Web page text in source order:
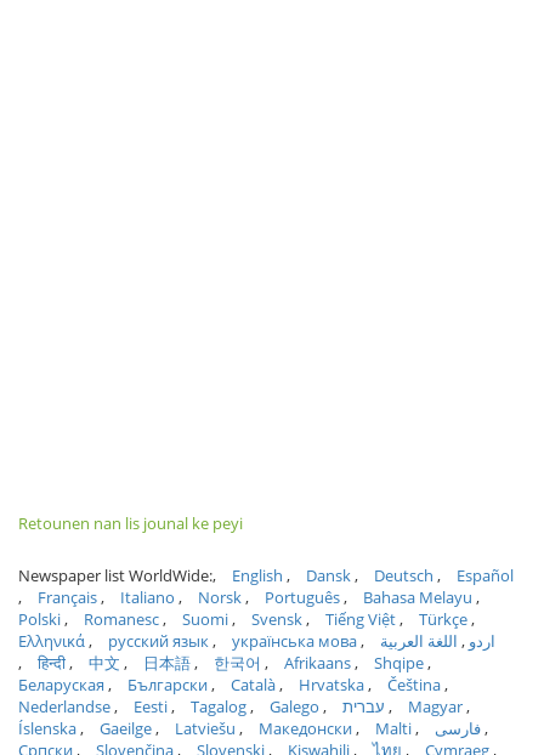
Retounen nan lis jounal ke peyi
Newspaper list WorldWide: English Dansk Deutsch
Español
Français
Italiano Norsk Português
Bahasa Melayu
Polski
Romanesc Suomi Svensk Tiếng Việt
Türkçe
Ελληνικά
русский язык українська мова اردو
اللغة العربية
हिन्दी
中文 日本語 한국어 Afrikaans
Shqipe
Беларуская
Български Català Hrvatska
Čeština
Nederlandse
Eesti Tagalog Galego עברית
Magyar
Íslenska
Gaeilge Latviešu Македонски Malti
فارسی
Српски
Slovenčina Slovenski Kiswahili ไทย Cymraeg